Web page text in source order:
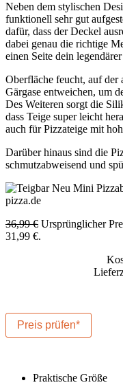
Neben dem stylischen
funktionell sehr gut
dafür, dass der Deckel
dabei genau die richtige
einen Seite dein
Oberfläche feucht, auf der
Gärgase entweichen, um
Des Weiteren sorgt die
dass Teige super leicht
auch für Pizzateige mit
Darüber hinaus sind die
schmutzabweisend und
36,99€ Ursprünglicher
31,99 €.
Preis prüfen*
Praktische Größe